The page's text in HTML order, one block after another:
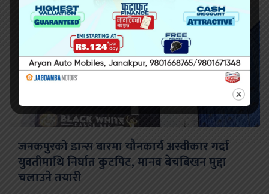
जनकपुरको डान्स बारमा यौनकार्य अस्वीकार गर्दा
युवतीमाथि निर्घात कुटपिट, मानव बेचबिखन मुद्दा
चलाउने तयारी